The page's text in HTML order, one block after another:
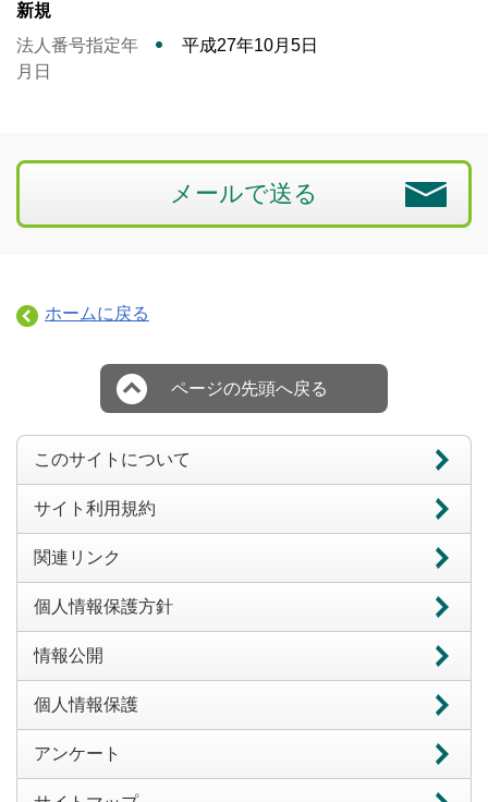
新規
法人番号指定年
月日
平成27年10月5日
メールで送る
ホームに戻る
ページの先頭へ戻る
このサイトについて
サイト利用規約
関連リンク
個人情報保護方針
情報公開
個人情報保護
アンケート